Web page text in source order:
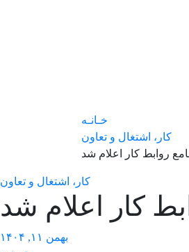
خـانـه
کار، اشتغال و تعاون
روابط کار اعلام شد
کار، اشتغال و تعاون
کار اعلام شد
بهمن ۱۱, ۱۴۰۴